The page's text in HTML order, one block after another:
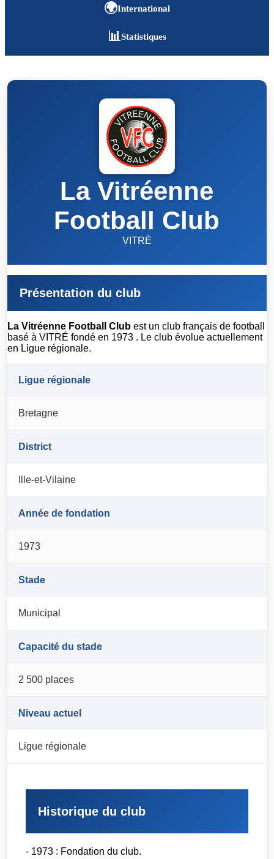
🌍International
📊Statistiques
La Vitréenne
Football Club
VITRÉ
Présentation du club
La Vitréenne Football Club est un club français de football
basé à VITRÉ fondé en 1973 . Le club évolue actuellement
en Ligue régionale.
Ligue régionale
Bretagne
District
Ille-et-Vilaine
Année de fondation
1973
Stade
Municipal
Capacité du stade
2 500 places
Niveau actuel
Ligue régionale
Historique du club
- 1973 : Fondation du club.